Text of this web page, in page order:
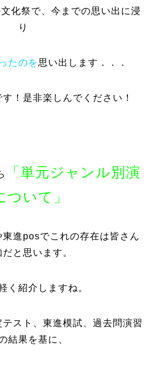
化祭で、今までの思い出に浸
り
たのを思い出します．．．
！是非楽しんでください！
「単元ジャンル別演
ついて」
東進posでこれの存在は皆さん
だと思います。
く紹介しますね。
スト、東進模試、過去問演習
結果を基に、